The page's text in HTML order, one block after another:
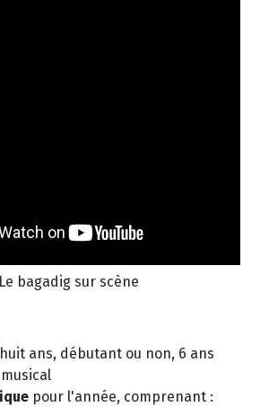
Le bagadig sur scène
ans, débutant ou non, 6 ans
pour l'année, comprenant :